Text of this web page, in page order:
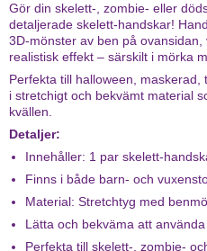
Gör din skelett-, zombie- eller
detaljerade skelett-handskar!
3D-mönster av ben på
realistisk effekt – särskilt i mörka
Perfekta till halloween,
i stretchigt och bekvämt material
kvällen.
Detaljer:
Innehåller: 1 par skelett-
Finns i både barn- och
Material: Stretchtyg med
Lätta och bekväma att använda
Perfekta till skelett-, zombie-